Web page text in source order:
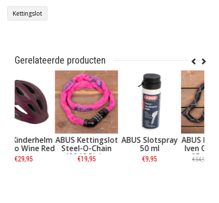
Kettingslot
Gerelateerde producten
ABUS Kettingslot
Steel-O-Chain
4804C Pink -
ABUS Slotspray
50 ml
ABUS Kettingslot
Iven Chain 8210
85cm ART-2
€54,95 €44,95